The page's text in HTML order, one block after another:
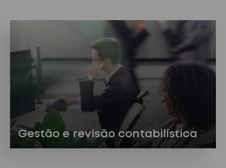
Gestão e revisão contabilística